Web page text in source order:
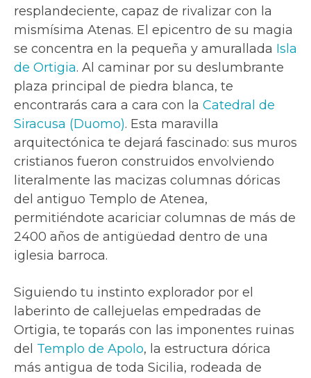
resplandeciente, capaz de rivalizar con la
mismísima Atenas. El epicentro de su magia
se concentra en la pequeña y amurallada Isla
de Ortigia. Al caminar por su deslumbrante
plaza principal de piedra blanca, te
encontrarás cara a cara con la Catedral de
Siracusa (Duomo). Esta maravilla
arquitectónica te dejará fascinado: sus muros
cristianos fueron construidos envolviendo
literalmente las macizas columnas dóricas
del antiguo Templo de Atenea,
permitiéndote acariciar columnas de más de
2400 años de antigüedad dentro de una
iglesia barroca.
Siguiendo tu instinto explorador por el
laberinto de callejuelas empedradas de
Ortigia, te toparás con las imponentes ruinas
del Templo de Apolo, la estructura dórica
más antigua de toda Sicilia, rodeada de